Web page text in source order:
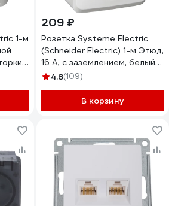
1-м
209 ₽
Розетка Systeme Electric
(Schneider Electric) 1-м Этюд,
16 А, с заземлением, белый
PA16-003B
4.8(109)
В корзину